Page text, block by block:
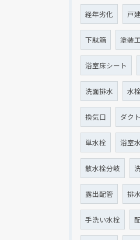
経年劣化 戸
下駄箱 塗装
浴室床シート
洗面排水 水栓
換気口 ダク
単水栓 浴室
散水栓分岐
露出配管 排
手洗い水栓